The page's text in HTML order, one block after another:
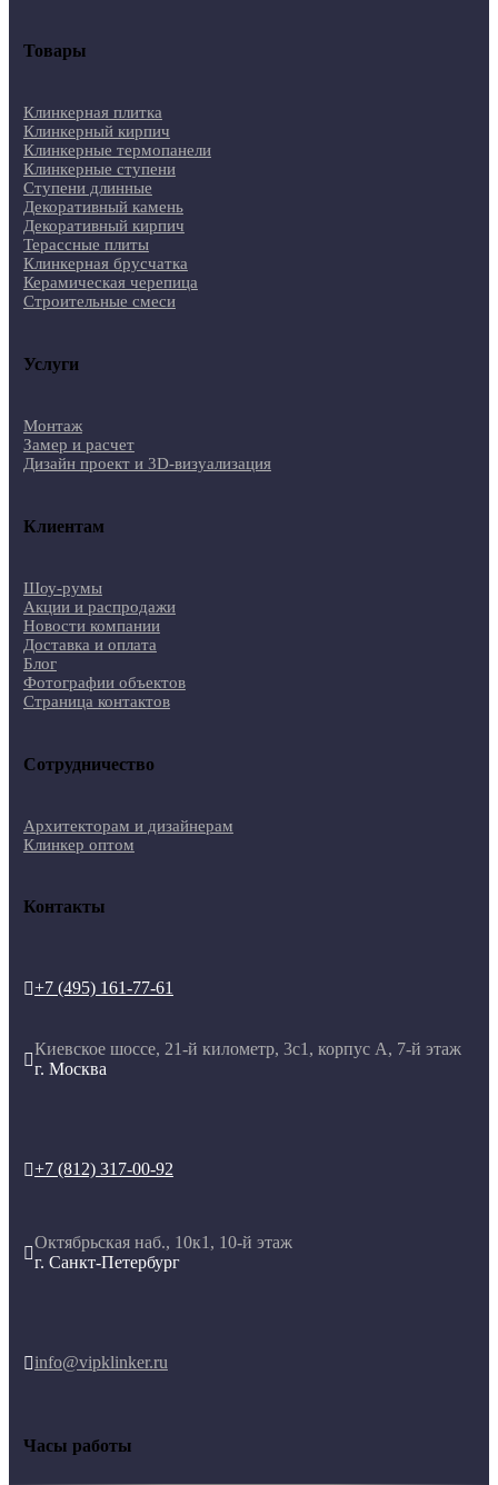
Товары
Клинкерная плитка
Клинкерный кирпич
Клинкерные термопанели
Клинкерные ступени
Ступени длинные
Декоративный камень
Декоративный кирпич
Терассные плиты
Клинкерная брусчатка
Керамическая черепица
Строительные смеси
Услуги
Монтаж
Замер и расчет
Дизайн проект и 3D-визуализация
Клиентам
Шоу-румы
Акции и распродажи
Новости компании
Доставка и оплата
Блог
Фотографии объектов
Страница контактов
Сотрудничество
Архитекторам и дизайнерам
Клинкер оптом
Контакты
+7 (495) 161-77-61

Киевское шоссе, 21-й километр, 3с1, корпус А, 7-й этаж
г. Москва
+7 (812) 317-00-92

Октябрьская наб., 10к1, 10-й этаж
г. Санкт-Петербург
info@vipklinker.ru
Часы работы